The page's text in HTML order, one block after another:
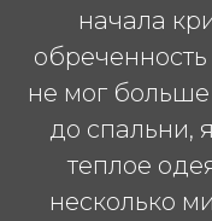
начала
не мог
до спальни,
теплое
несколько